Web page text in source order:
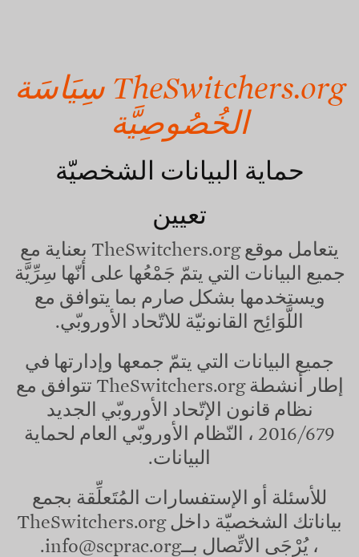
TheSwitchers.org سِيَاسَة
الخُصُوصِيَّة
حماية البيانات الشخصيّة
تعيين
يتعامل موقعTheSwitchers.org بعناية مع
جميع البيانات التي يتمّ جَمْعُها على أنّها سِرِّيَّة
ويستخدمها بشكل صارم بما يتوافق مع
اللَّوَائِح القانونيّة للاتّحاد الأوروبّي.
جميع البيانات التي يتمّ جمعها وإدارتها في
إطار أنشطةTheSwitchers.org تتوافق مع
نظام قانون الإتّحاد الأوروبّي الجديد
2016/679 ، النّظام الأوروبّي العام لحماية
البيانات.
للأسئلة أو الإستفسارات المُتَعلِّقة بجمع
بياناتك الشخصيّة داخلTheSwitchers.org
، يُرْجَى الاتِّصال بــinfo@scprac.org
.